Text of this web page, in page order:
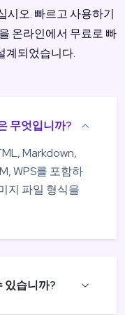
시오. 빠르고 사용하기
온라인에서 무료로 빠
계되었습니다.
무엇입니까?
Markdown,
WPS를 포함하
지 파일 형식을
있습니까?